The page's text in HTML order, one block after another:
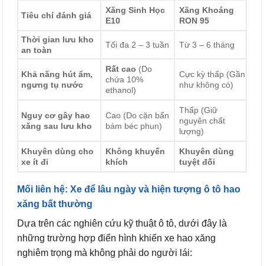
Tiêu chí đánh giá
Xăng Sinh Học
E10
Xăng Khoáng
RON 95
Thời gian lưu kho
an toàn
Tối đa 2 – 3 tuần Từ 3 – 6 tháng
Khả năng hút ẩm,
ngưng tụ nước
Rất cao (Do
chứa 10%
ethanol)
Cực kỳ thấp (Gần
như không có)
Nguy cơ gây hao
xăng sau lưu kho
Cao (Do cặn bẩn
bám béc phun)
Thấp (Giữ
nguyên chất
lượng)
Khuyên dùng cho
xe ít đi
Không khuyến
khích
Khuyên dùng
tuyệt đối
Mối liên hệ: Xe để lâu ngày và hiện tượng ô tô hao
xăng bất thường
Dựa trên các nghiên cứu kỹ thuật ô tô, dưới đây là
những trường hợp điển hình khiến xe hao xăng
nghiêm trọng mà không phải do người lái: